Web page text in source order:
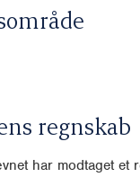
regnskab
har modtaget et